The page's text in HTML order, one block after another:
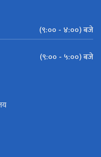
(९:०० - ४:००) बजे
(९:०० - ५:००) बजे